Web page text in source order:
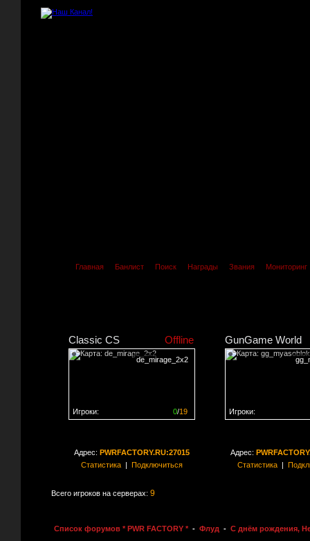
Главная Банлист Поиск Награды Звания Мониторинг
Classic CS Offline
de_mirage_2x2
0/19
Игроки:
GunGame World
Игроки:
Адрес: PWRFACTORY.RU:27015
Статистика| Подключиться
Адрес:
Статистика|
Всего игроков на серверах: 9
Список форумов * PWR FACTORY * - Флуд - C днём рождения,